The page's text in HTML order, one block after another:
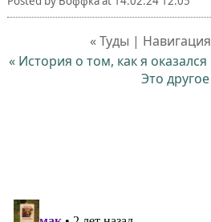
« Туды |
« История о том, как я
Это